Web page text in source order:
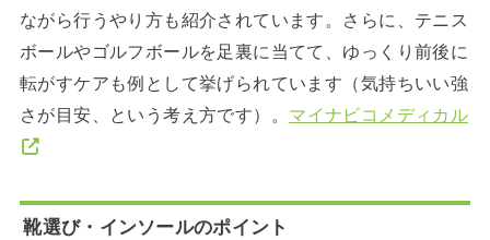
ながら行うやり方も紹介されています。さらに、テニス
ボールやゴルフボールを足裏に当てて、ゆっくり前後に
転がすケアも例として挙げられています（気持ちいい強
さが目安、という考え方です）。 マイナビコメディカル
靴選び・インソールのポイント